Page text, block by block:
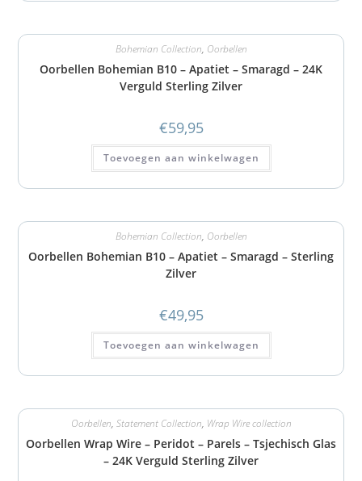
Bohemian Collection, Oorbellen
Oorbellen Bohemian B10 – Apatiet – Smaragd – 24K
Verguld Sterling Zilver
€59,95
Toevoegen aan winkelwagen
Bohemian Collection, Oorbellen
Oorbellen Bohemian B10 – Apatiet – Smaragd – Sterling
Zilver
€49,95
Toevoegen aan winkelwagen
Oorbellen, Statement Collection, Wrap Wire collection
Oorbellen Wrap Wire – Peridot – Parels – Tsjechisch Glas
– 24K Verguld Sterling Zilver